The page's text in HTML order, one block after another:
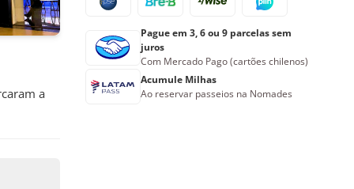
a
Pague em 3, 6 ou 9 parcelas sem
juros
Com Mercado Pago (cartões chilenos)
Acumule Milhas
Ao reservar passeios na Nomades